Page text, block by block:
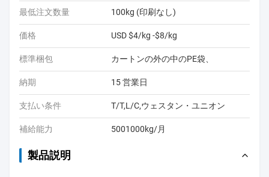
最低注文数量 100kg (印刷なし)
価格 USD $4/kg -$8/kg
標準梱包 カートンの外の中のPE袋、
納期 15 営業日
支払い条件 T/T,L/C,ウェスタン・ユニオン
補給能力 5001000kg/月
製品説明